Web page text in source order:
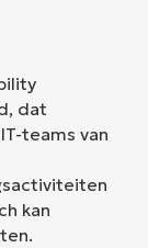
dat
teams van
kan